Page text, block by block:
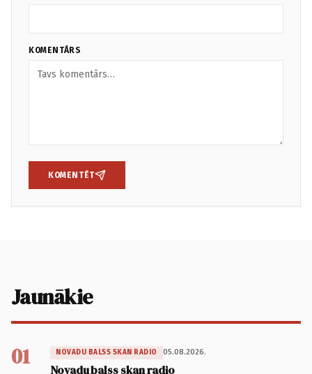
KOMENTĀRS
KOMENTĒT
Jaunākie
01 NOVADU BALSS SKAN RADIO 05.08.2026.
Novadu balss skan radio